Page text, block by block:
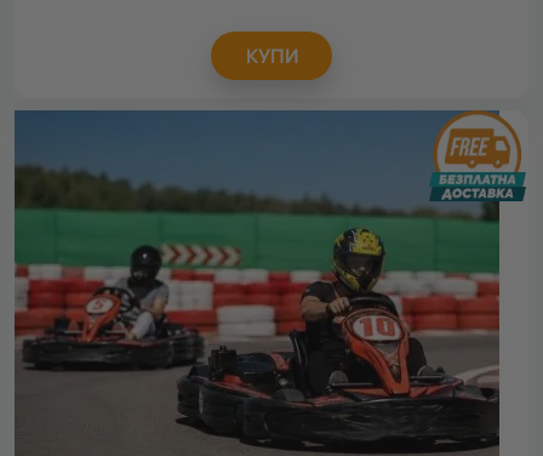
КУПИ